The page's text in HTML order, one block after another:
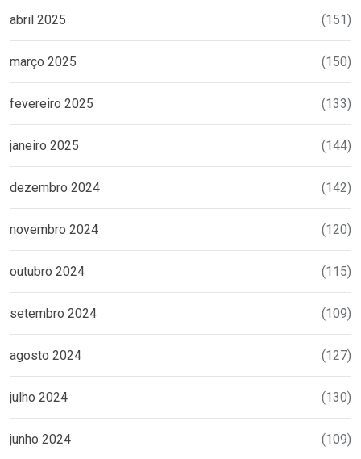
abril 2025 (151)
março 2025 (150)
fevereiro 2025 (133)
janeiro 2025 (144)
dezembro 2024 (142)
novembro 2024 (120)
outubro 2024 (115)
setembro 2024 (109)
agosto 2024 (127)
julho 2024 (130)
junho 2024 (109)